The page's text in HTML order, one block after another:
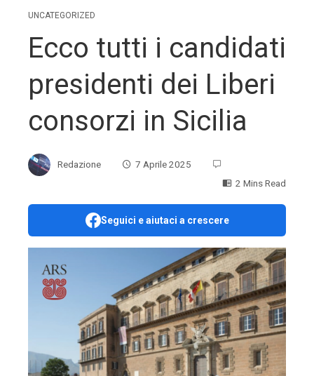
UNCATEGORIZED
Ecco tutti i candidati
presidenti dei Liberi
consorzi in Sicilia
Redazione
7 Aprile 2025
2 Mins Read
Seguici e aiutaci a crescere